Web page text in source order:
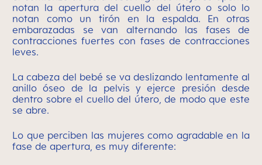
notan la apertura del cuello del útero o solo lo
notan como un tirón en la espalda. En otras
embarazadas se van alternando las fases de
contracciones fuertes con fases de contracciones
leves.
La cabeza del bebé se va deslizando lentamente al
anillo óseo de la pelvis y ejerce presión desde
dentro sobre el cuello del útero, de modo que este
se abre.
Lo que perciben las mujeres como agradable en la
fase de apertura, es muy diferente: